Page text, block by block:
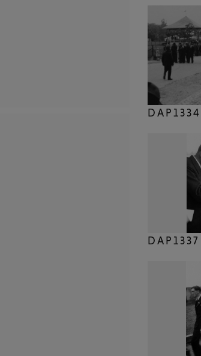
DAP1334
DAP1337